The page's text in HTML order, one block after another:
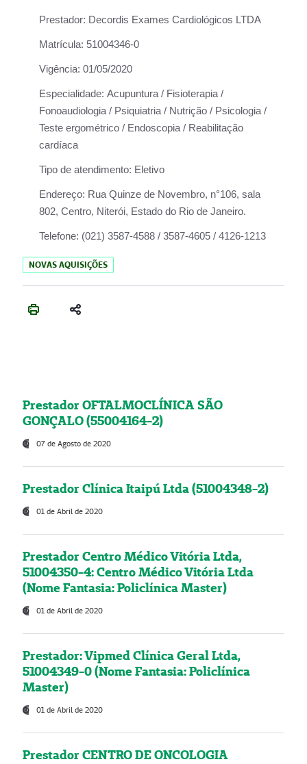
Prestador: Decordis Exames Cardiológicos LTDA
Matrícula: 51004346-0
Vigência: 01/05/2020
Especialidade: Acupuntura / Fisioterapia /
Fonoaudiologia / Psiquiatria / Nutrição / Psicologia /
Teste ergométrico / Endoscopia / Reabilitação
cardíaca
Tipo de atendimento: Eletivo
Endereço: Rua Quinze de Novembro, n°106, sala
802, Centro, Niterói, Estado do Rio de Janeiro.
Telefone: (021) 3587-4588 / 3587-4605 / 4126-1213
NOVAS AQUISIÇÕES
Prestador OFTALMOCLÍNICA SÃO
GONÇALO (55004164-2)
07 de Agosto de 2020
Prestador Clínica Itaipú Ltda (51004348-2)
01 de Abril de 2020
Prestador Centro Médico Vitória Ltda,
51004350-4: Centro Médico Vitória Ltda
(Nome Fantasia: Policlínica Master)
01 de Abril de 2020
Prestador: Vipmed Clínica Geral Ltda,
51004349-0 (Nome Fantasia: Policlínica
Master)
01 de Abril de 2020
Prestador CENTRO DE ONCOLOGIA